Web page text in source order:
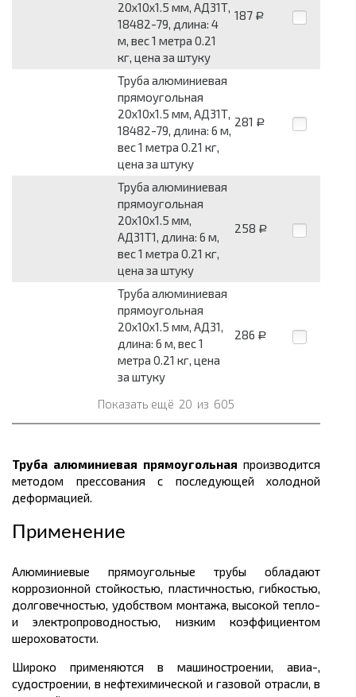
20x10x1.5 мм, АД31Т,
18482-79, длина: 4
м, вес 1 метра 0.21
кг, цена за штуку
187 Р
Труба алюминиевая
прямоугольная
20x10x1.5 мм, АД31Т,
18482-79, длина: 6 м,
вес 1 метра 0.21 кг,
цена за штуку
281 Р
Труба алюминиевая
прямоугольная
20x10x1.5 мм,
АД31Т1, длина: 6 м,
вес 1 метра 0.21 кг,
цена за штуку
258 Р
Труба алюминиевая
прямоугольная
20x10x1.5 мм, АД31,
длина: 6 м, вес 1
метра 0.21 кг, цена
за штуку
286 Р
Показать ещё 20 из 605
Труба алюминиевая прямоугольная производится
методом прессования с последующей холодной
деформацией.
Применение
Алюминиевые прямоугольные трубы обладают
коррозионной стойкостью, пластичностью, гибкостью,
долговечностью, удобством монтажа, высокой тепло-
и электропроводностью, низким коэффициентом
шероховатости.
Широко применяются в машиностроении, авиа-,
судостроении, в нефтехимической и газовой отрасли, в